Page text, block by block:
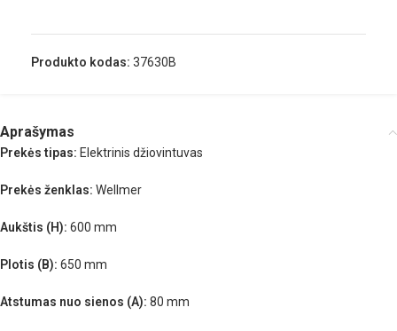
Produkto kodas: 37630B
Aprašymas
Prekės tipas: Elektrinis džiovintuvas
Prekės ženklas: Wellmer
Aukštis (H): 600 mm
Plotis (B): 650 mm
Atstumas nuo sienos (A): 80 mm